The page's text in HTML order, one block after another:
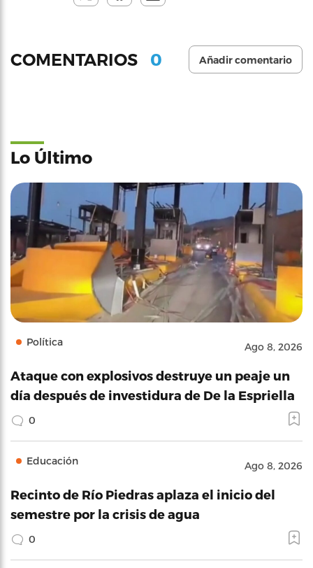
COMENTARIOS 0 Añadir comentario
Lo Último
Política Ago 8, 2026
Ataque con explosivos destruye un peaje un
día después de investidura de De la Espriella
0
Educación Ago 8, 2026
Recinto de Río Piedras aplaza el inicio del
semestre por la crisis de agua
0